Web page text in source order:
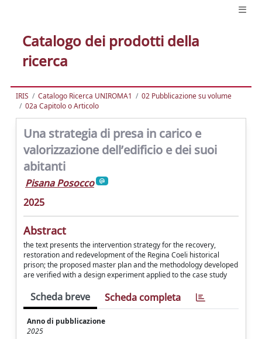
Catalogo dei prodotti della
ricerca
IRIS Catalogo Ricerca UNIROMA1
02 Pubblicazione su volume
02a Capitolo o Articolo
Una strategia di presa in carico e
valorizzazione dell’edificio e dei suoi
abitanti
Pisana Posocco
2025
Abstract
the text presents the intervention strategy for the recovery,
restoration and redevelopment of the Regina Coeli historical
prison; the proposed master plan and the methodology developed
are verified with a design experiment applied to the case study
Scheda breve Scheda completa
Anno di pubblicazione
2025